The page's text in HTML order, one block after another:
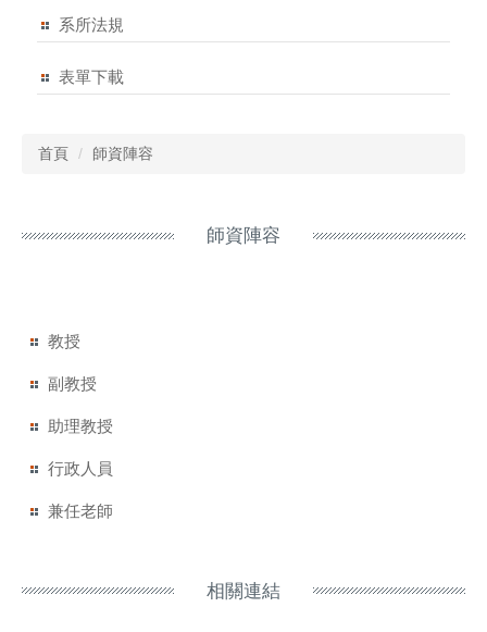
系所法規
表單下載
首頁 師資陣容
師資陣容
教授
副教授
助理教授
行政人員
兼任老師
相關連結